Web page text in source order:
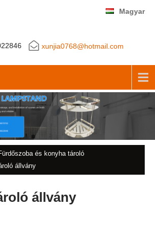
xunjia0768@hotmail.com
Magyar
és konyha tároló
állvány
állvány